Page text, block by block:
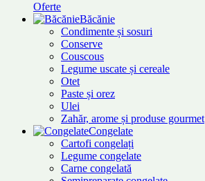
Oferte
Băcănie
Condimente și sosuri
Conserve
Couscous
Legume uscate și cereale
Otet
Paste și orez
Ulei
Zahăr, arome și produse gourmet
Congelate
Cartofi congelați
Legume congelate
Carne congelată